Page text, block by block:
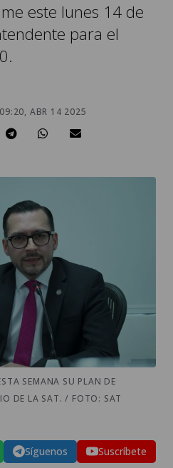
este lunes 14 de
para el
09:20, ABR 14 2025
SEMANA SU PLAN DE
DE LA SAT. / FOTO: SAT
Síguenos Suscríbete